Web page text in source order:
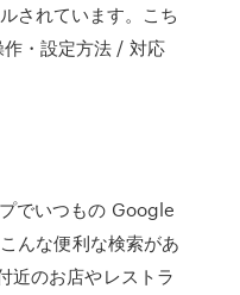
されています。こち
・設定方法 / 対応
でいつもの Google
んな便利な検索があ
近のお店やレストラ